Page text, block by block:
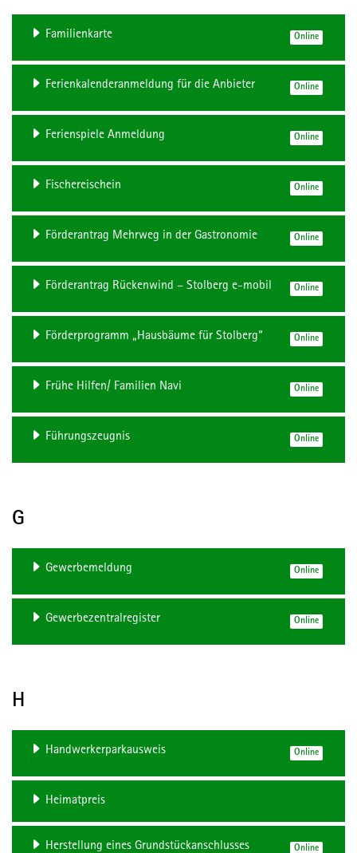
Familienkarte Online
Ferienkalenderanmeldung für die Anbieter Online
Ferienspiele Anmeldung Online
Fischereischein Online
Förderantrag Mehrweg in der Gastronomie Online
Förderantrag Rückenwind – Stolberg e-mobil Online
Förderprogramm „Hausbäume für Stolberg“ Online
Frühe Hilfen/ Familien Navi Online
Führungszeugnis Online
G
Gewerbemeldung Online
Gewerbezentralregister Online
H
Handwerkerparkausweis Online
Heimatpreis
Herstellung eines Grundstückanschlusses Online